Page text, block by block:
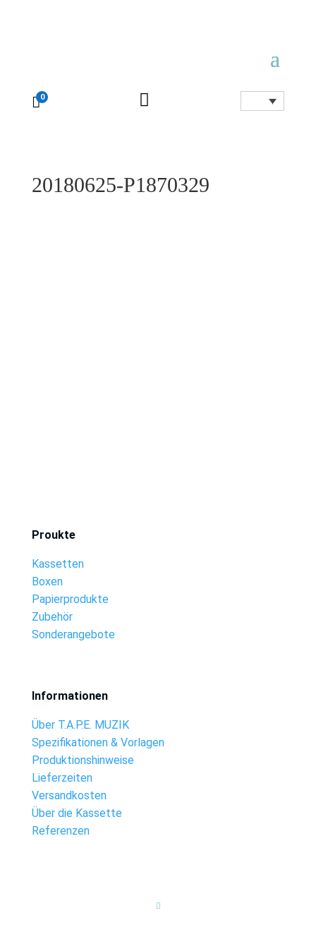
0 
20180625-P1870329
Proukte
Kassetten
Boxen
Papierprodukte
Zubehör
Sonderangebote
Informationen
Über T.A.P.E. MUZIK
Spezifikationen & Vorlagen
Produktionshinweise
Lieferzeiten
Versandkosten
Über die Kassette
Referenzen
